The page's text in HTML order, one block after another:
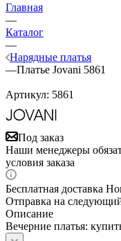
Главная
—
Каталог
—
Нарядные платья
—Платье Jovani 5861
Артикул: 5861
Под заказ
Наши менеджеры
условия заказа
Бесплатная доставка
Отправка на
Описание
Вечерние платья: